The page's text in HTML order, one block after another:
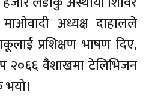
माओवादी अध्यक्ष दाहालले
प्रशिक्षण भाषण दिए,
२०६६ वैशाखमा टेलिभिजन